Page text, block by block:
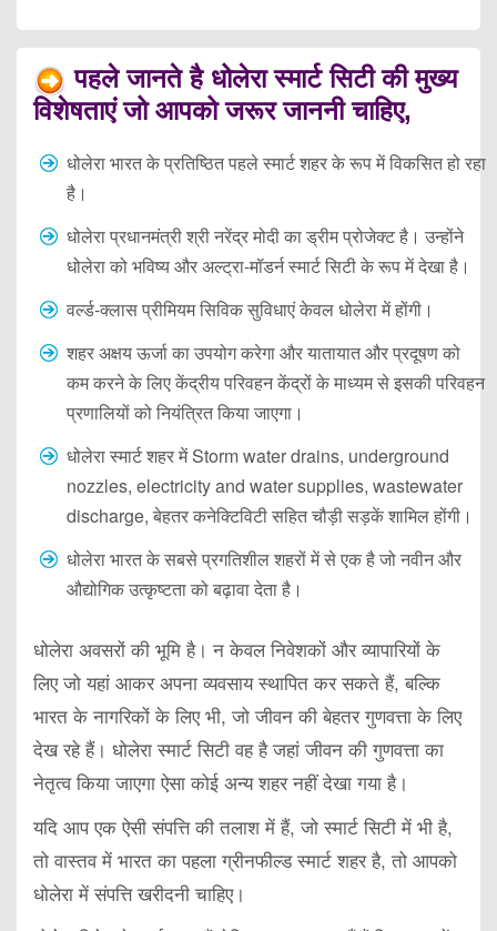
पहले जानते है धोलेरा स्मार्ट सिटी की मुख्य
विशेषताएं जो आपको जरूर जाननी चाहिए,
धोलेरा भारत के प्रतिष्ठित पहले स्मार्ट शहर के रूप में विकसित हो रहा
है।
धोलेरा प्रधानमंत्री श्री नरेंद्र मोदी का ड्रीम प्रोजेक्ट है। उन्होंने
धोलेरा को भविष्य और अल्ट्रा-मॉडर्न स्मार्ट सिटी के रूप में देखा है।
वर्ल्ड-क्लास प्रीमियम सिविक सुविधाएं केवल धोलेरा में होंगी।
शहर अक्षय ऊर्जा का उपयोग करेगा और यातायात और प्रदूषण को
कम करने के लिए केंद्रीय परिवहन केंद्रों के माध्यम से इसकी परिवहन
प्रणालियों को नियंत्रित किया जाएगा।
धोलेरा स्मार्ट शहर में Storm water drains, underground
nozzles, electricity and water supplies, wastewater
discharge, बेहतर कनेक्टिविटी सहित चौड़ी सड़कें शामिल होंगी।
धोलेरा भारत के सबसे प्रगतिशील शहरों में से एक है जो नवीन और
औद्योगिक उत्कृष्टता को बढ़ावा देता है।
धोलेरा अवसरों की भूमि है। न केवल निवेशकों और व्यापारियों के
लिए जो यहां आकर अपना व्यवसाय स्थापित कर सकते हैं, बल्कि
भारत के नागरिकों के लिए भी, जो जीवन की बेहतर गुणवत्ता के लिए
देख रहे हैं। धोलेरा स्मार्ट सिटी वह है जहां जीवन की गुणवत्ता का
नेतृत्व किया जाएगा ऐसा कोई अन्य शहर नहीं देखा गया है।
यदि आप एक ऐसी संपत्ति की तलाश में हैं, जो स्मार्ट सिटी में भी है,
तो वास्तव में भारत का पहला ग्रीनफील्ड स्मार्ट शहर है, तो आपको
धोलेरा में संपत्ति खरीदनी चाहिए।